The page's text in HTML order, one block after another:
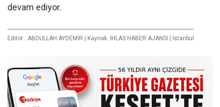
devam ediyor.
Editör : ABDULLAH AYDEMİR Kaynak: İHLAS HABER AJANSI İstanbul